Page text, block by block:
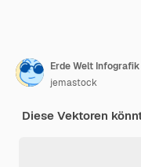
Erde Welt Infografik
jemastock
Diese Vektoren